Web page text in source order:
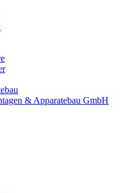
& Apparatebau GmbH